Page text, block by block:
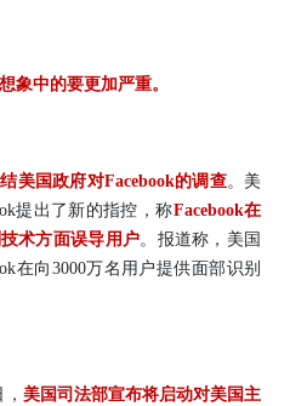
象中的要更加严重。
美国政府对Facebook的调查。美
提出了新的指控，称Facebook在
术方面误导用户。报道称，美国
在向3000万名用户提供面部识别
美国司法部宣布将启动对美国主